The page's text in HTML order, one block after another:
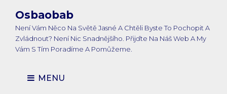
Osbaobab
Není Vám Něco Na Světě Jasné A Chtěli Byste To Pochopit A
Zvládnout? Není Nic Snadnějšího. Přijďte Na Náš Web A My
Vám S Tím Poradíme A Pomůžeme.
MENU